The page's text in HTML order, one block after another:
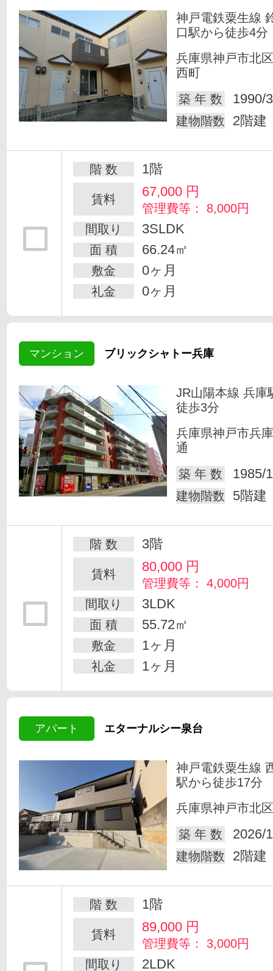
神戸電鉄粟生線
口駅から徒歩4分
兵庫県神戸市北
西町
築 年 数
1990/
建物階数 2階建
階 数 1階
賃料 67,000 円
管理費等： 8,000円
間取り
3SLDK
面 積 66.24㎡
敷金 0ヶ月
礼金 0ヶ月
マンション ブリックシャトー兵庫
JR山陽本線 兵庫
徒歩3分
兵庫県神戸市兵
通
築 年 数
1985/
建物階数 5階建
階 数 3階
賃料 80,000 円
管理費等： 4,000円
間取り
3LDK
面 積 55.72㎡
敷金 1ヶ月
礼金 1ヶ月
アパート エターナルシー泉台
神戸電鉄粟生線
駅から徒歩17分
兵庫県神戸市北
築 年 数
2026/
建物階数 2階建
階 数 1階
賃料 89,000 円
管理費等： 3,000円
間取り
2LDK